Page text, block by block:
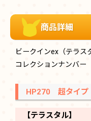
商品詳細
ビークインex（テラス
コレクションナンバ
HP270 超タイ
【テラスタル】